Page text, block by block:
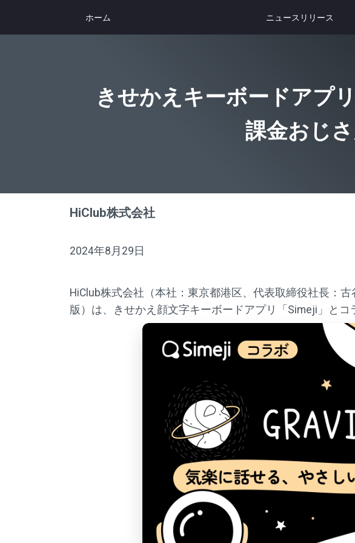
ホーム ニュースリリース
きせかえキーボードアプ
課金おじ
HiClub株式会社
2024年8月29日
HiClub株式会社（本社：東京都港区、代表取締役社長：
版）は、きせかえ顔文字キーボードアプリ「Simeji」とコ